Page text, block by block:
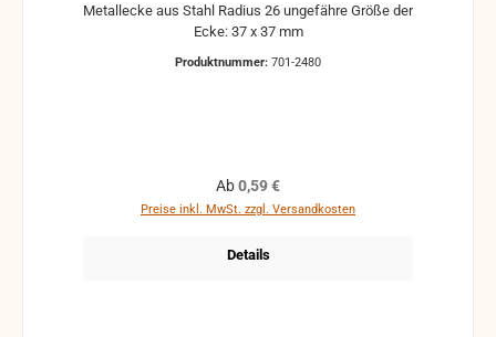
Metallecke aus Stahl Radius 26 ungefähre Größe der
Ecke: 37 x 37 mm
Produktnummer: 701-2480
Regulärer Preis:
Ab0,59 €
Preise inkl. MwSt. zzgl. Versandkosten
Details